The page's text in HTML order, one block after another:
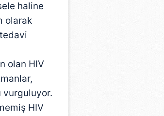
haline
olarak
olan HIV
vurguluyor.
HIV